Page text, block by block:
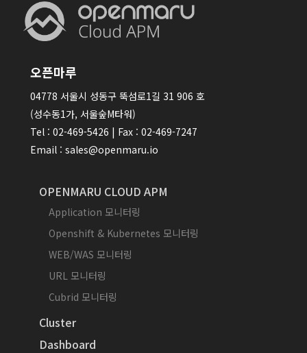
오픈마루
04778 서울시 성동구 뚝섬로1길 31 906 호
(성수동1가, 서울숲M타워)
Tel : 02-469-5426 | Fax : 02-469-7247
Email : sales@openmaru.io
OPENMARU CLOUD APM
Application 모니터링
Openshift & Kubernetes 모니터링
WEB/WAS 모니터링
URL 모니터링
Cubrid 모니터링
Cluster
Dashboard